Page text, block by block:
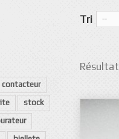
contacteur
stock
Tri --